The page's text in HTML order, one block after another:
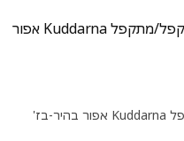
שולחן ו-2 שרפרפים, גוון חום בהיר מתקפל/מתקפל Kuddarna אפור